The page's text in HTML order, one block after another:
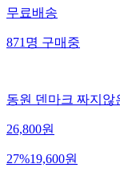
무료배송
871명구매중
동원 덴마크 짜지않
26,800원
27%19,600원